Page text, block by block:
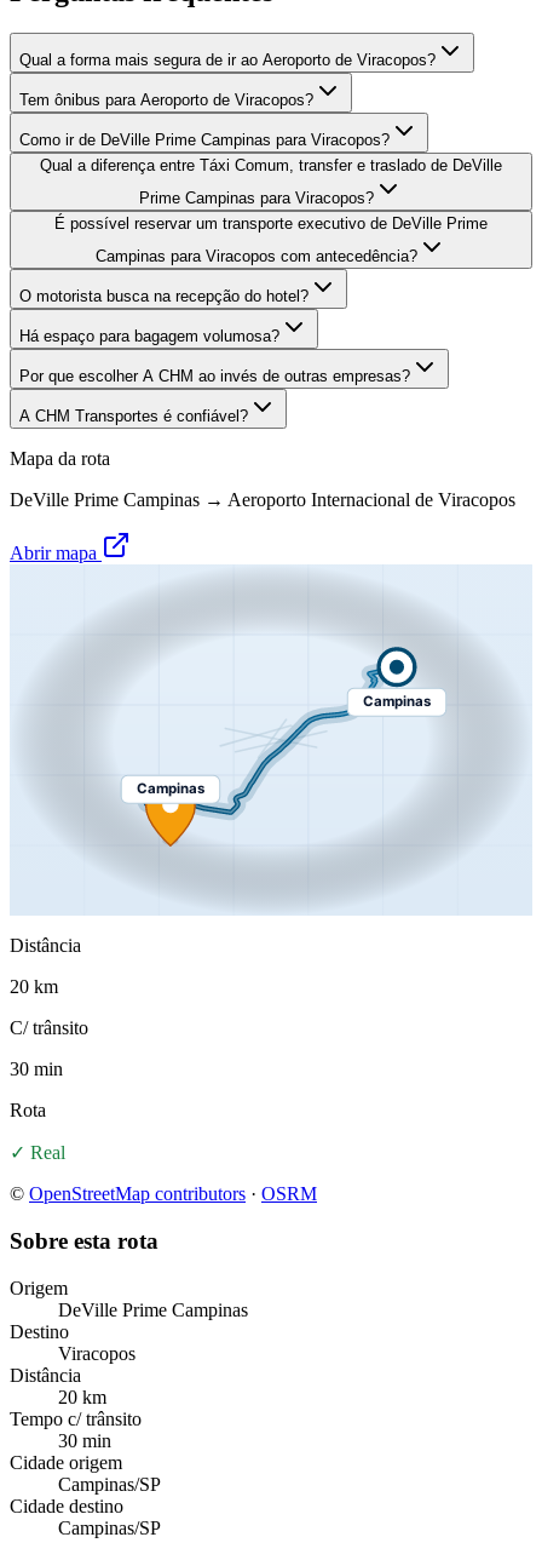
Qual a forma mais segura de ir ao Aeroporto de Viracopos?
Tem ônibus para Aeroporto de Viracopos?
Como ir de DeVille Prime Campinas para Viracopos?
Qual a diferença entre Táxi Comum, transfer e traslado de DeVille
Prime Campinas para Viracopos?
É possível reservar um transporte executivo de DeVille Prime
Campinas para Viracopos com antecedência?
O motorista busca na recepção do hotel?
Há espaço para bagagem volumosa?
Por que escolher A CHM ao invés de outras empresas?
A CHM Transportes é confiável?
Mapa da rota
DeVille Prime Campinas → Aeroporto Internacional de Viracopos
Abrir mapa
Campinas
Campinas
Distância
20 km
C/ trânsito
30 min
Rota
✓ Real
© OpenStreetMap contributors · OSRM
Sobre esta rota
Origem
DeVille Prime Campinas
Destino
Viracopos
Distância
20 km
Tempo c/ trânsito
30 min
Cidade origem
Campinas/SP
Cidade destino
Campinas/SP